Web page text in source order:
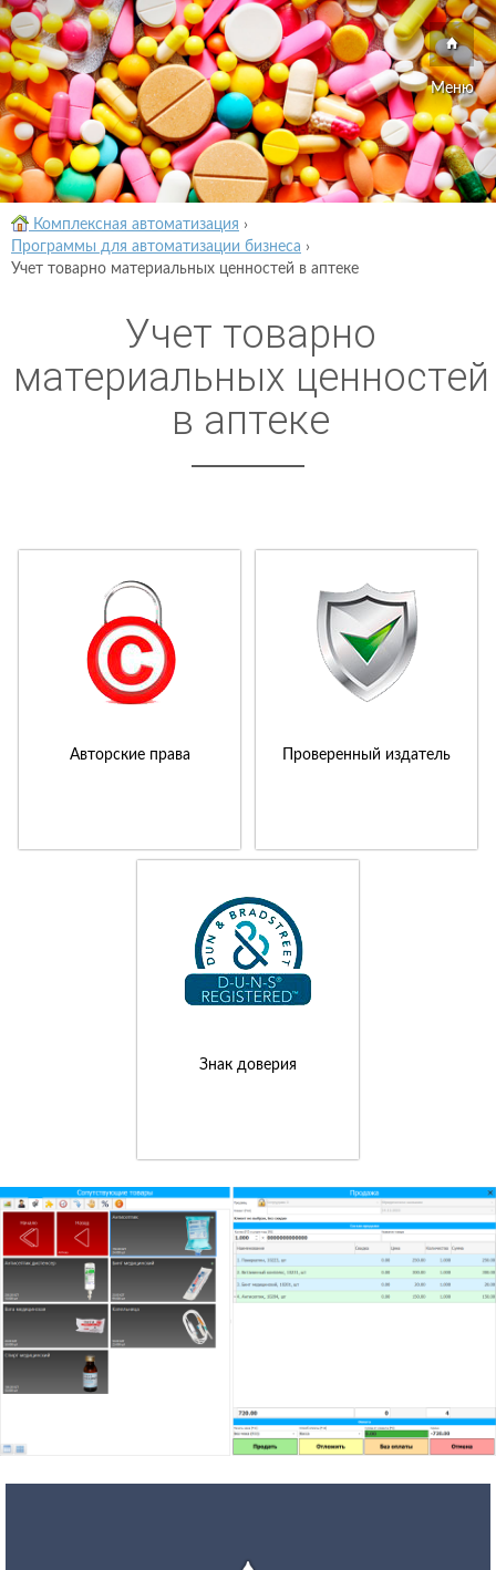
Меню
Комплексная автоматизация ›
Программы для автоматизации бизнеса ›
Учет товарно материальных ценностей в аптеке
Учет товарно
материальных ценностей
в аптеке
Авторские права Проверенный издатель
Знак доверия